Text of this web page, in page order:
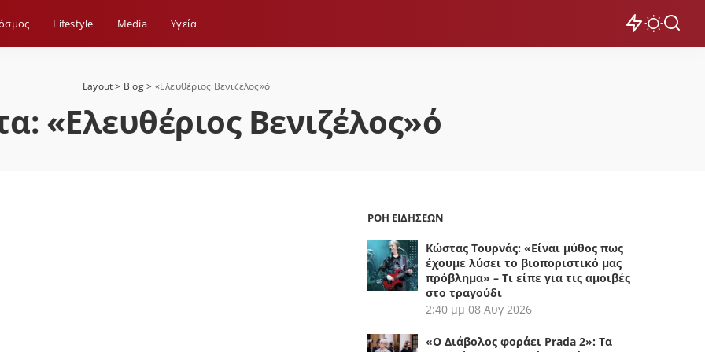
Lifestyle Media Yγεία
Layout> Blog> «Ελευθέριος Βενιζέλος»ό
«Ελευθέριος Βενιζέλος»ό
ΡΟΗ ΕΙΔΗΣΕΩΝ
Κώστας Τουρνάς: «Είναι μύθος πως
έχουμε λύσει το βιοποριστικό μας
πρόβλημα» – Τι είπε για τις αμοιβές
στο τραγούδι
2:40 μμ 08 Αυγ 2026
«Ο Διάβολος φοράει Prada 2»: Τα